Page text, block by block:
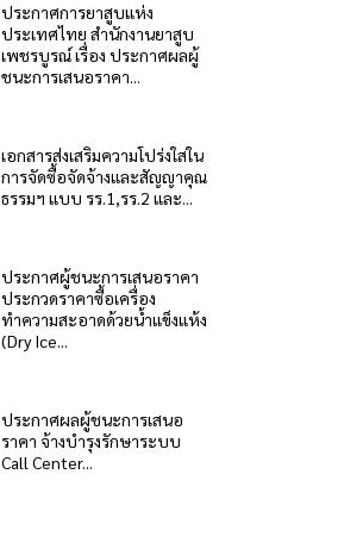
ประกาศการยาสูบแห่ง
ประเทศไทย สำนักงานยาสูบ
เพชรบูรณ์ เรื่อง ประกาศผลผู้
ชนะการเสนอราคา...
เอกสารส่งเสริมความโปร่งใสใน
การจัดซื้อจัดจ้างและสัญญาคุณ
ธรรมฯ แบบ รร.1,รร.2 และ...
ประกาศผู้ชนะการเสนอราคา
ประกวดราคาซื้อเครื่อง
ทำความสะอาดด้วยน้ำแข็งแห้ง
(Dry Ice...
ประกาศผลผู้ชนะการเสนอ
ราคา จ้างบำรุงรักษาระบบ
Call Center...